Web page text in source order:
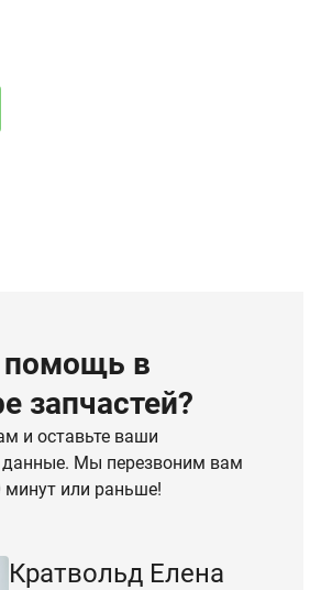
в
запчастей?
и оставьте ваши
данные. Мы перезвоним вам
минут или раньше!
Кратвольд Елена